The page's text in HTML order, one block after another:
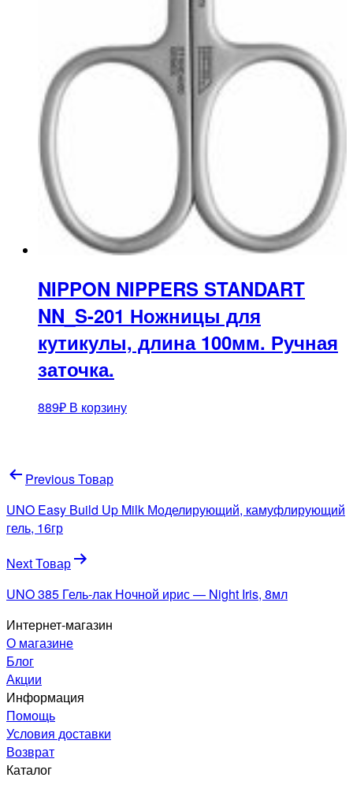
NIPPON NIPPERS STANDART
NN_S-201 Ножницы для
кутикулы, длина 100мм. Ручная
заточка.
889₽ В корзину
Навигация
по
записям
Previous Товар
UNO Easy Build Up Milk Моделирующий, камуфлирующий
гель, 16гр
Next Товар
UNO 385 Гель-лак Ночной ирис — Night Iris, 8мл
Интернет-магазин
О магазине
Блог
Акции
Информация
Помощь
Условия доставки
Возврат
Каталог